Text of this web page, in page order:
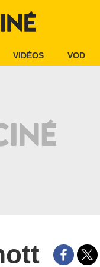
VIDÉOS VOD